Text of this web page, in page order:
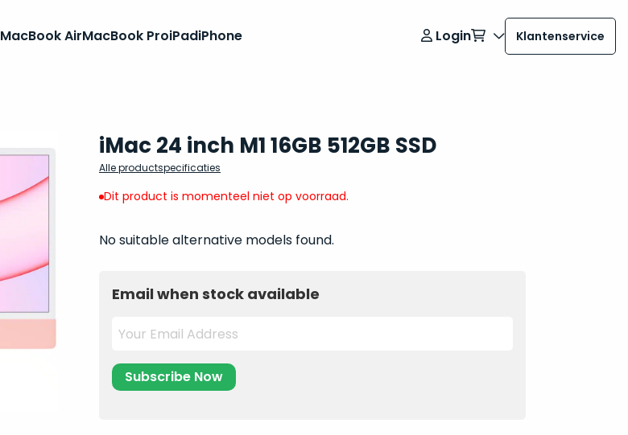
MacBook AirMacBook ProiPadiPhone Login Klantenservice
iMac 24 inch M1 16GB 512GB SSD
Alle productspecificaties
Dit product is momenteel niet op voorraad.
No suitable alternative models found.
Email when stock available